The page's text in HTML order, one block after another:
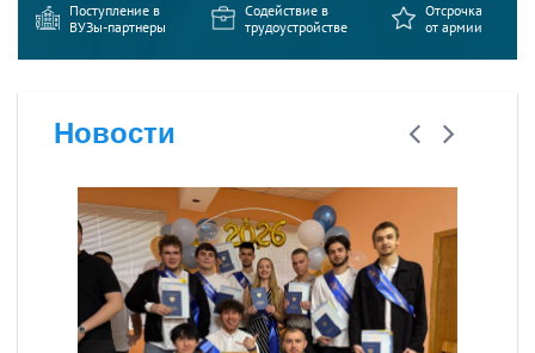
Поступление в
ВУЗы-партнеры
Содействие в
трудоустройстве
Отсрочка
от армии
Новости